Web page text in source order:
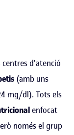
centres d'atenció
(amb uns
mg/dl). Tots els
enfocat
només el grup